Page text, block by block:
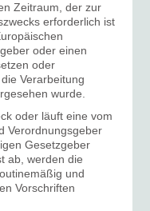
Zeitraum, der zur
erforderlich ist
oder einen
oder
Verarbeitung
wurde.
oder läuft eine vom
Verordnungsgeber
Gesetzgeber
ab, werden die
und
Vorschriften